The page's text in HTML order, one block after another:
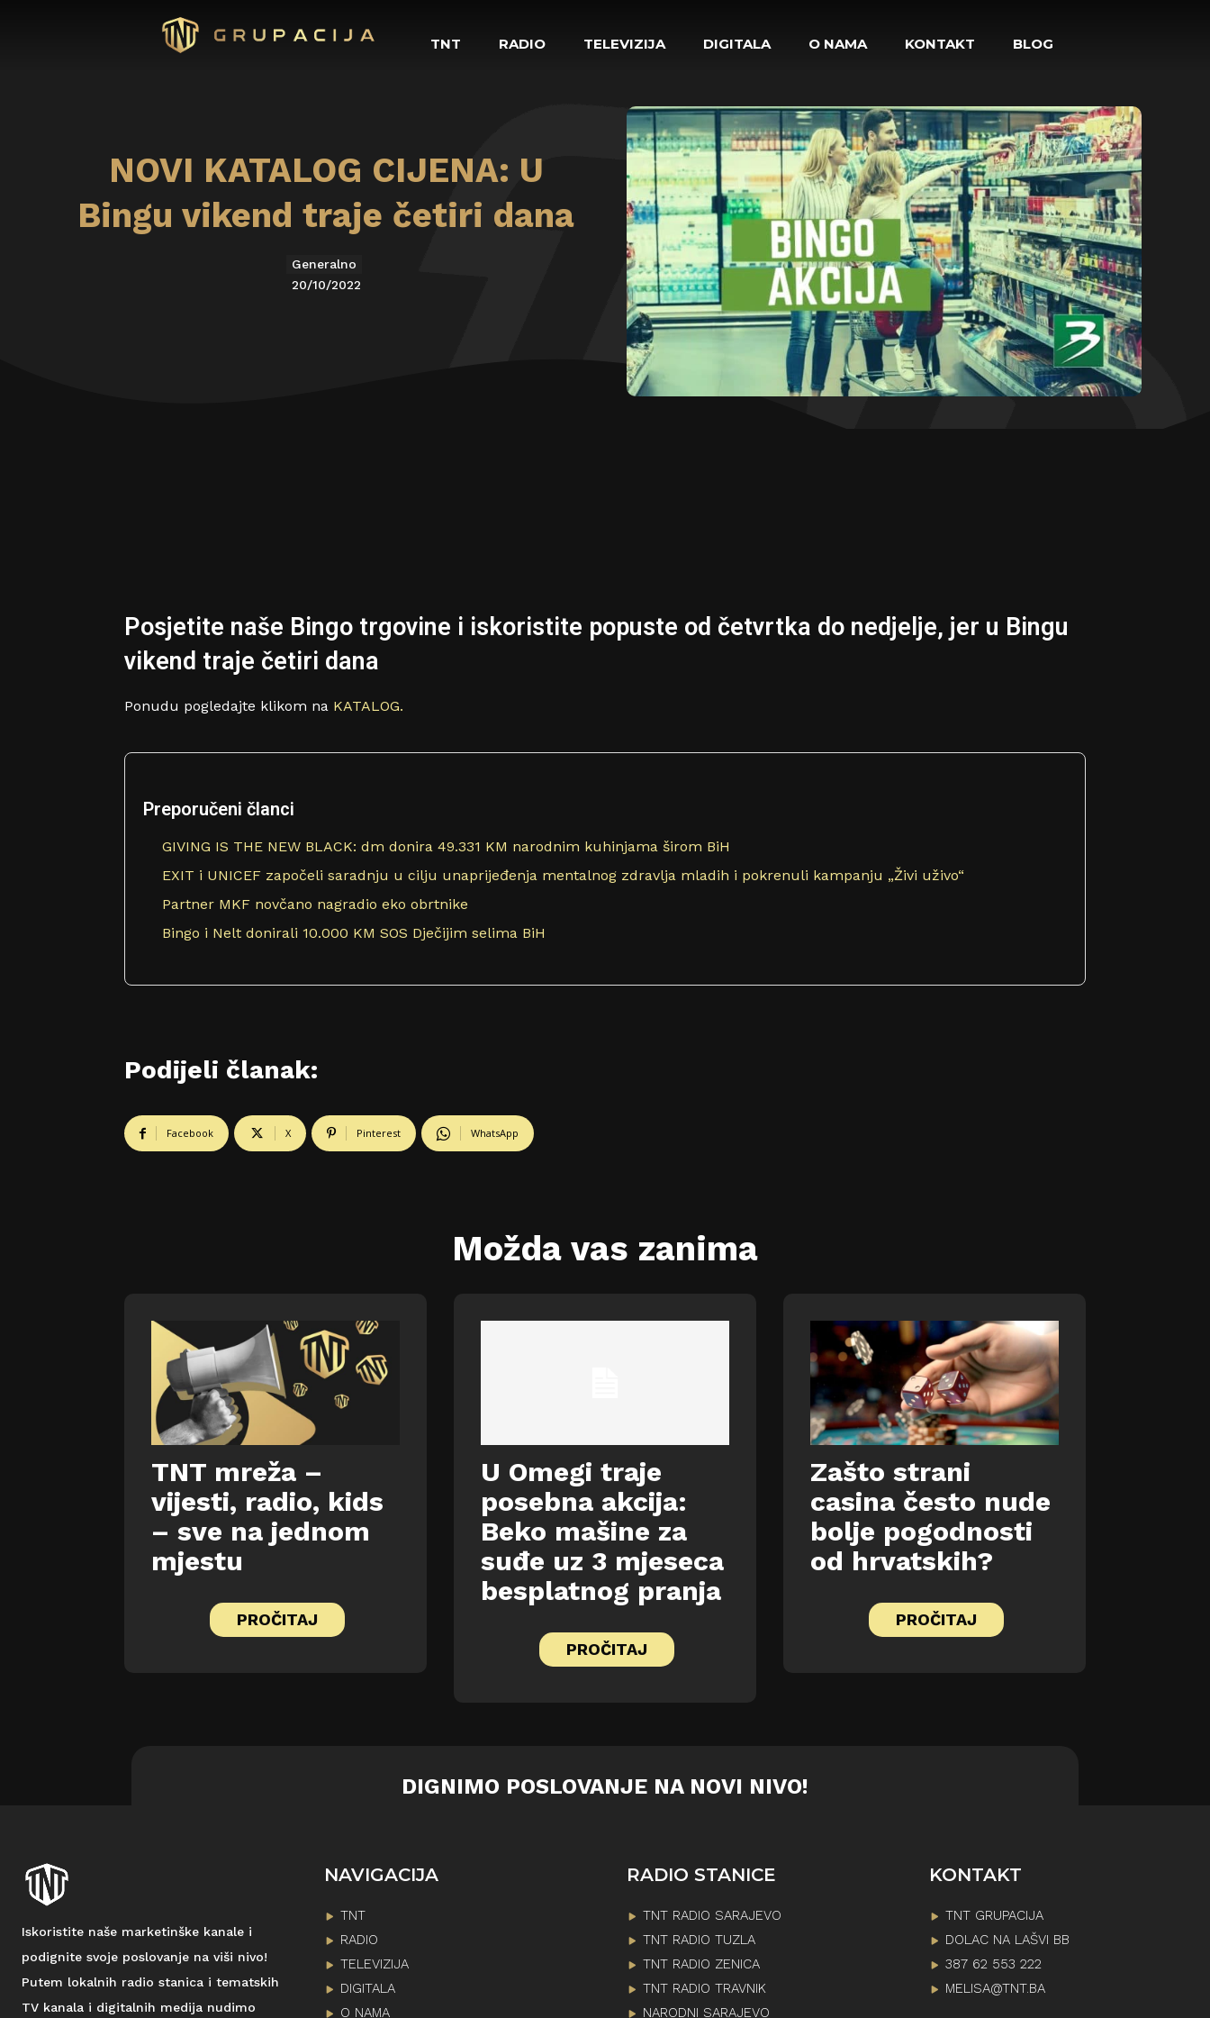
TNT RADIO TELEVIZIJA DIGITALA O NAMA KONTAKT BLOG
NOVI KATALOG CIJENA: U
Bingu vikend traje četiri dana
Generalno
20/10/2022
Posjetite naše Bingo trgovine i iskoristite popuste od četvrtka do nedjelje, jer u Bingu
vikend traje četiri dana
Ponudu pogledajte klikom na KATALOG.
Preporučeni članci
GIVING IS THE NEW BLACK: dm donira 49.331 KM narodnim kuhinjama širom BiH
EXIT i UNICEF započeli saradnju u cilju unaprijeđenja mentalnog zdravlja mladih i pokrenuli kampanju „Živi uživo“
Partner MKF novčano nagradio eko obrtnike
Bingo i Nelt donirali 10.000 KM SOS Dječijim selima BiH
Podijeli članak:
Facebook X Pinterest WhatsApp
Možda vas zanima
TNT mreža –
vijesti, radio, kids
– sve na jednom
mjestu
PROČITAJ
U Omegi traje
posebna akcija:
Beko mašine za
suđe uz 3 mjeseca
besplatnog pranja
PROČITAJ
Zašto strani
casina često nude
bolje pogodnosti
od hrvatskih?
PROČITAJ
DIGNIMO POSLOVANJE NA NOVI NIVO!
Iskoristite naše marketinške kanale i
podignite svoje poslovanje na viši nivo!
Putem lokalnih radio stanica i tematskih
TV kanala i digitalnih medija nudimo
NAVIGACIJA
TNT
RADIO
TELEVIZIJA
DIGITALA
O NAMA
RADIO STANICE
TNT RADIO SARAJEVO
TNT RADIO TUZLA
TNT RADIO ZENICA
TNT RADIO TRAVNIK
NARODNI SARAJEVO
KONTAKT
TNT GRUPACIJA
DOLAC NA LAŠVI BB
387 62 553 222
MELISA@TNT.BA